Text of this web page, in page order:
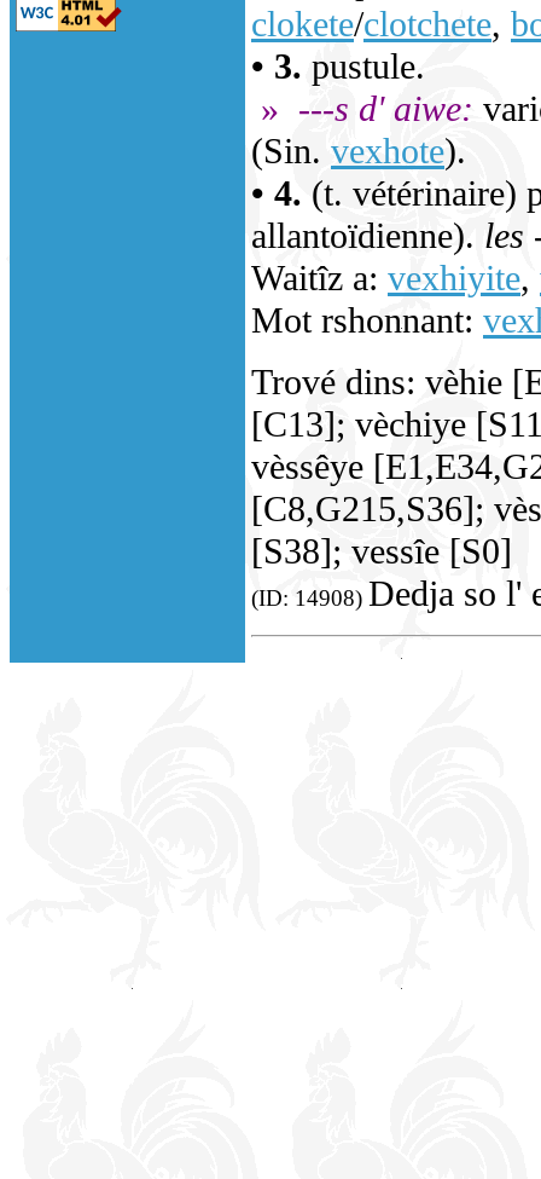
clokete/clotchete,
• 3. pustule.
» ---s d' aiwe:
(Sin. vexhote).
• 4. (t. vétérinaire)
allantoïdienne). les
Waitîz a: vexhiyite,
Mot rshonnant:
Trové dins: vèhie
[C13]; vèchiye
vèssêye
[C8,G215,S36];
[S38]; vessîe [S0]
(ID: 14908) Dedja so l'